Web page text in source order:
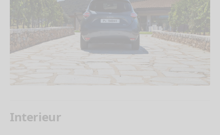
Interieur